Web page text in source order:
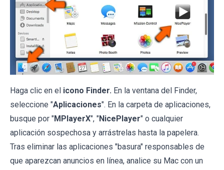
Haga clic en el icono Finder. En la ventana del Finder,
seleccione "Aplicaciones". En la carpeta de aplicaciones,
busque por "MPlayerX", "NicePlayer" o cualquier
aplicación sospechosa y arrástrelas hasta la papelera.
Tras eliminar las aplicaciones "basura" responsables de
que aparezcan anuncios en línea, analice su Mac con un